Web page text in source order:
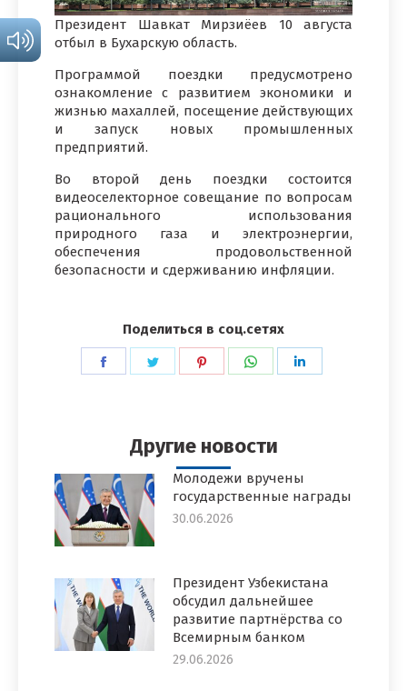
Президент Шавкат Мирзиёев 10 августа
отбыл в Бухарскую область.
Программой поездки предусмотрено
ознакомление с развитием экономики и
жизнью махаллей, посещение действующих
и запуск новых промышленных
предприятий.
Во второй день поездки состоится
видеоселекторное совещание по вопросам
рационального использования
природного газа и электроэнергии,
обеспечения продовольственной
безопасности и сдерживанию инфляции.
Поделиться в соц.сетях
ПоделитьсяПоделитьсяПоделитьсяПоделиться
Другие новости
Молодежи вручены
государственные награды
30.06.2026
Президент Узбекистана
обсудил дальнейшее
развитие партнёрства со
Всемирным банком
29.06.2026